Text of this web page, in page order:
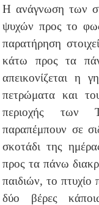
Η ανάγνωση των
ψυχών προς το
παρατήρηση
κάτω προς τα
απεικονίζεται η
πετρώματα και
περιοχής των
παραπέμπουν σε
σκοτάδι της
προς τα πάνω
παιδιών, το
δύο βέρες